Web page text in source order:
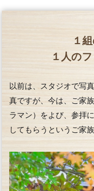
１
１人の
以前は、スタジオで写
真ですが、今は、ご家
ラマン）をよび、参拝
してもらうというご家